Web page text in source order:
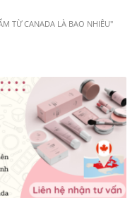
TỪ CANADA LÀ BAO NHIÊU"